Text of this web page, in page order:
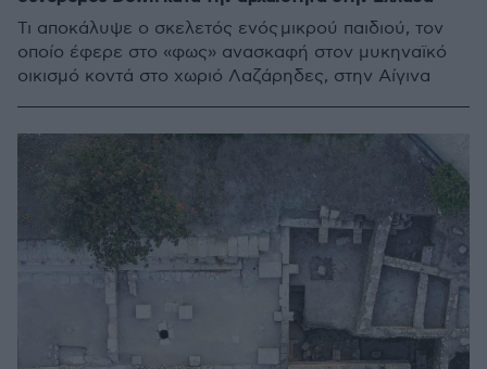
Τι αποκάλυψε ο σκελετός ενός μικρού παιδιού, τον
οποίο έφερε στο «φως» ανασκαφή στον μυκηναϊκό
οικισμό κοντά στο χωριό Λαζάρηδες, στην Αίγινα